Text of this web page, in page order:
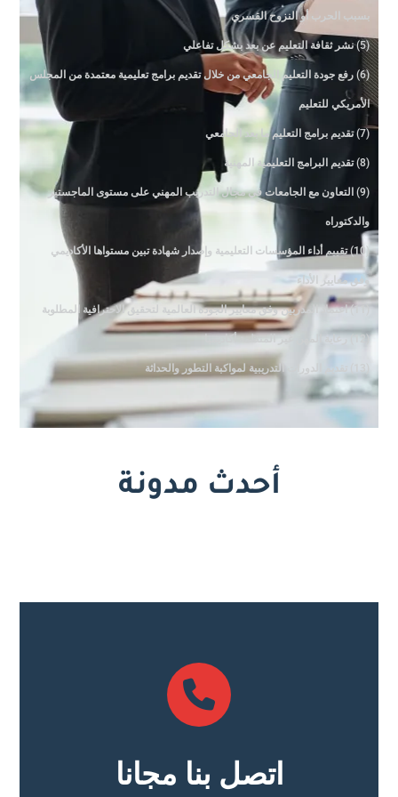
بسبب الحرب أو النزوح القسري
(5) نشر ثقافة التعليم عن بعد بشكل تفاعلي
(6) رفع جودة التعليم الجامعي من خلال تقديم برامج تعليمية معتمدة من المجلس
الأمريكي للتعليم
(7) تقديم برامج التعليم ما بعد الجامعي
(8) تقديم البرامج التعليمية المهنية
(9) التعاون مع الجامعات في مجال التدريب المهني على مستوى الماجستير
والدكتوراه
(10) تقييم أداء المؤسسات التعليمية وإصدار شهادة تبين مستواها الأكاديمي
وفق معايير الأداء
(12) رعاية المهن غير المنظمة أكاديميا
أحدث مدونة
اتصل بنا مجانا